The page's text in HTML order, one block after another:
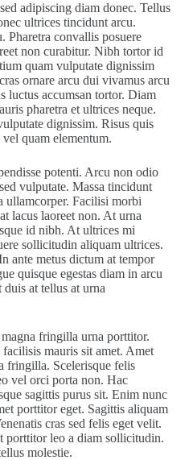
adipiscing diam donec. Tellus
ultrices tincidunt arcu.
Pharetra convallis posuere
non curabitur. Nibh tortor id
quam vulputate dignissim
ornare arcu dui vivamus arcu
luctus accumsan tortor. Diam
pharetra et ultrices neque.
dignissim. Risus quis
quam elementum.
potenti. Arcu non odio
vulputate. Massa tincidunt
ullamcorper. Facilisi morbi
lacus laoreet non. At urna
id nibh. At ultrices mi
sollicitudin aliquam ultrices.
ante metus dictum at tempor
quisque egestas diam in arcu
duis at tellus at urna
fringilla urna porttitor.
mauris sit amet. Amet
fringilla. Scelerisque felis
vel orci porta non. Hac
sagittis purus sit. Enim nunc
porttitor eget. Sagittis aliquam
cras sed felis eget velit.
porttitor leo a diam sollicitudin.
molestie.